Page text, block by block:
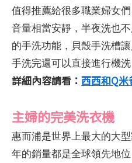
值得推薦給很多職業婦女
音量相當安靜，半夜洗也
的手洗功能，貝殼手洗槽
手洗完還可以直接進行機洗
詳細內容請看： 西西和Q
主婦的完美洗衣機
惠而浦是世界上最大的大
年的銷量都是全球領先地